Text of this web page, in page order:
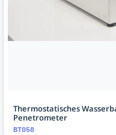
Thermostatisches
Penetrometer
BT058